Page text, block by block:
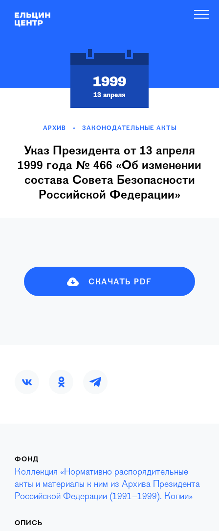
1999
13 апреля
АРХИВ ЗАКОНОДАТЕЛЬНЫЕ АКТЫ
Указ Президента от 13 апреля
1999 года № 466 «Об изменении
состава Совета Безопасности
Российской Федерации»
СКАЧАТЬ PDF
ФОНД
Коллекция «Нормативно распорядительные
акты и материалы к ним из Архива Президента
Российской Федерации (1991–1999). Копии»
ОПИСЬ